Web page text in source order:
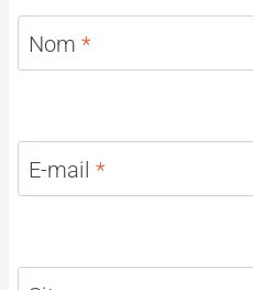
Nom *
E-mail *